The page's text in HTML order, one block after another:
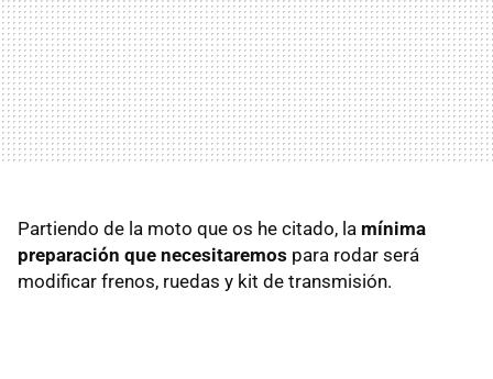
Partiendo de la moto que os he citado, la mínima
preparación que necesitaremos para rodar será
modificar frenos, ruedas y kit de transmisión.